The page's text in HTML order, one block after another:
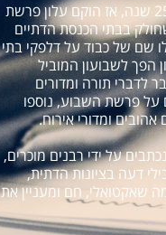
הכל התחיל לפני 25 שנה, אז הוקם עלון פרשת
בבתי הכנסת הדתיים
שם של כבוד על דלפקי בתי
הפך לשבועון המוביל
לדברי תורה ומדורים
על פרשת השבוע, נוספו
אהובים ומדורי אירוח.
על ידי רבנים מוכרים,
דעה בציונות הדתית,
שאקטואלי, חם ומעניין את